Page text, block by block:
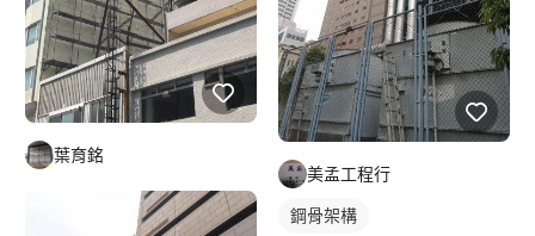
葉育銘
美孟工程行
鋼骨架構